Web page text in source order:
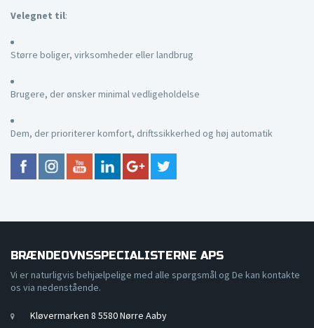
Velegnet til:
Større boliger, virksomheder eller landbrug
Brugere, der ønsker minimal vedligeholdelse
Dem, der prioriterer komfort, driftssikkerhed og høj automatik
BRÆNDEOVNSSPECIALISTERNE APS
Vi er naturligvis behjælpelige med alle spørgsmål og De kan kontakte
os via nedenstående.
Kløvermarken 8 5580 Nørre Aaby